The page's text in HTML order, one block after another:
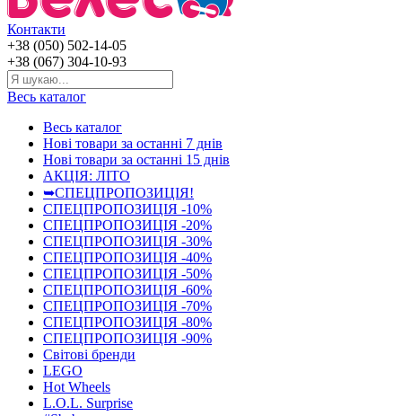
Контакти
+38 (050) 502-14-05
+38 (067) 304-10-93
Весь каталог
Весь каталог
Нові товари за останнi 7 днiв
Нові товари за останнi 15 днiв
АКЦІЯ: ЛІТО
➥СПЕЦПРОПОЗИЦІЯ!
СПЕЦПРОПОЗИЦІЯ -10%
СПЕЦПРОПОЗИЦІЯ -20%
СПЕЦПРОПОЗИЦІЯ -30%
СПЕЦПРОПОЗИЦІЯ -40%
СПЕЦПРОПОЗИЦІЯ -50%
СПЕЦПРОПОЗИЦІЯ -60%
СПЕЦПРОПОЗИЦІЯ -70%
СПЕЦПРОПОЗИЦІЯ -80%
СПЕЦПРОПОЗИЦІЯ -90%
Світові бренди
LEGO
Hot Wheels
L.O.L. Surprise